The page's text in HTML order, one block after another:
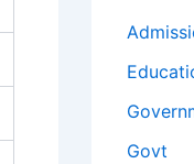
Govt